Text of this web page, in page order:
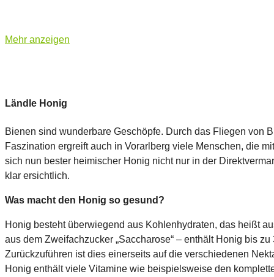
Mehr anzeigen
Ländle Honig
Bienen sind wunderbare Geschöpfe. Durch das Fliegen von
Faszination ergreift auch in Vorarlberg viele Menschen, die
sich nun bester heimischer Honig nicht nur in der
klar ersichtlich.
Was macht den Honig so gesund?
Honig besteht überwiegend aus Kohlenhydraten, das heißt
aus dem Zweifachzucker „Saccharose“ – enthält Honig bis
Zurückzuführen ist dies einerseits auf die verschiedenen
Honig enthält viele Vitamine wie beispielsweise den